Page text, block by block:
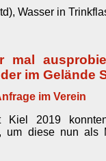
Wasser in
mal
im Gelände
im Verein
Kiel 2019
um diese nun als